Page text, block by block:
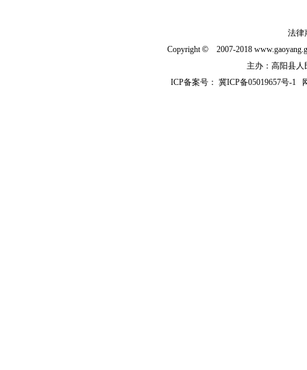
法律
Copyright© 2007-2018
主办：高阳县人
ICP备案号：冀ICP备05019657号-1